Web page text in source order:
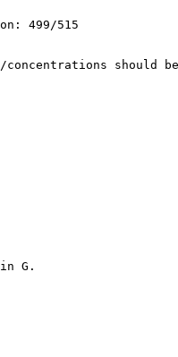
499/515
should
G.